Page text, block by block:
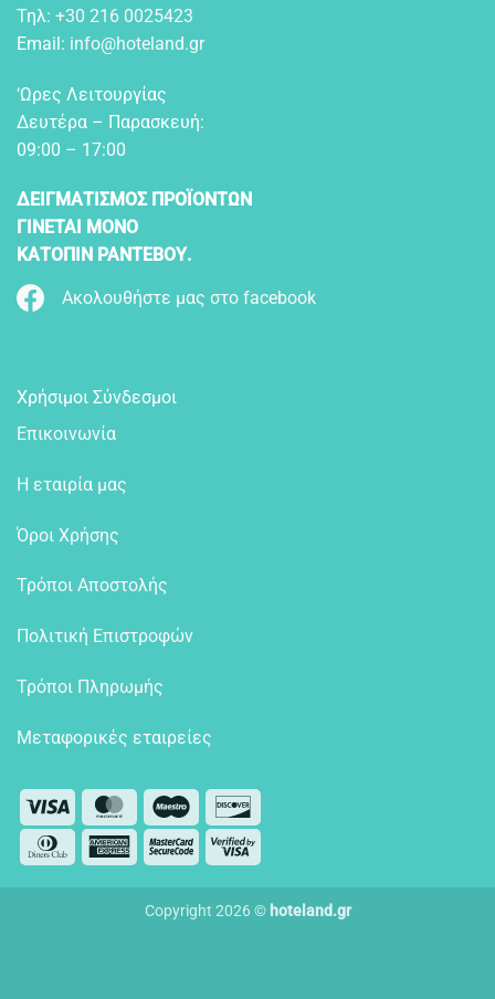
Τηλ: +30 216 0025423
Email: info@hoteland.gr
‘Ωρες Λειτουργίας
Δευτέρα – Παρασκευή:
09:00 – 17:00
ΔΕΙΓΜΑΤΙΣΜΟΣ ΠΡΟΪΟΝΤΩΝ
ΓΙΝΕΤΑΙ ΜΟΝΟ
ΚΑΤΟΠΙΝ ΡΑΝΤΕΒΟΥ.
Ακολουθήστε μας στο facebook
Χρήσιμοι Σύνδεσμοι
Επικοινωνία
Η εταιρία μας
Όροι Χρήσης
Τρόποι Αποστολής
Πολιτική Επιστροφών
Τρόποι Πληρωμής
Μεταφορικές εταιρείες
Visa MasterCardMaestro
Dinners
Club
American
Express
MasterCard
2
Visa
2
Copyright 2026 © hoteland.gr